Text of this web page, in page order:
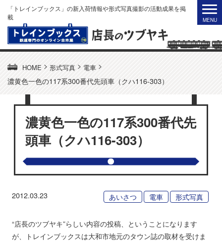
「トレインブックス」の新入荷情報や形式写真撮影の活動成果を掲
載
HOME > 形式写真 > 電車 >
濃黄色一色の117系300番代先頭車（クハ116-303）
濃黄色一色の117系300番代先
頭車（クハ116-303）
2012.03.23 あいさつ 電車 形式写真
“店長のツブヤキ”らしい内容の投稿、ということになります
が、トレインブックスは大和市地元のタウン誌の取材を受けま